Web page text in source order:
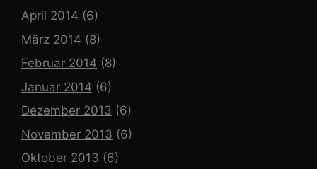
April 2014 (6)
März 2014 (8)
Februar 2014 (8)
Januar 2014 (6)
Dezember 2013 (6)
November 2013 (6)
Oktober 2013 (6)